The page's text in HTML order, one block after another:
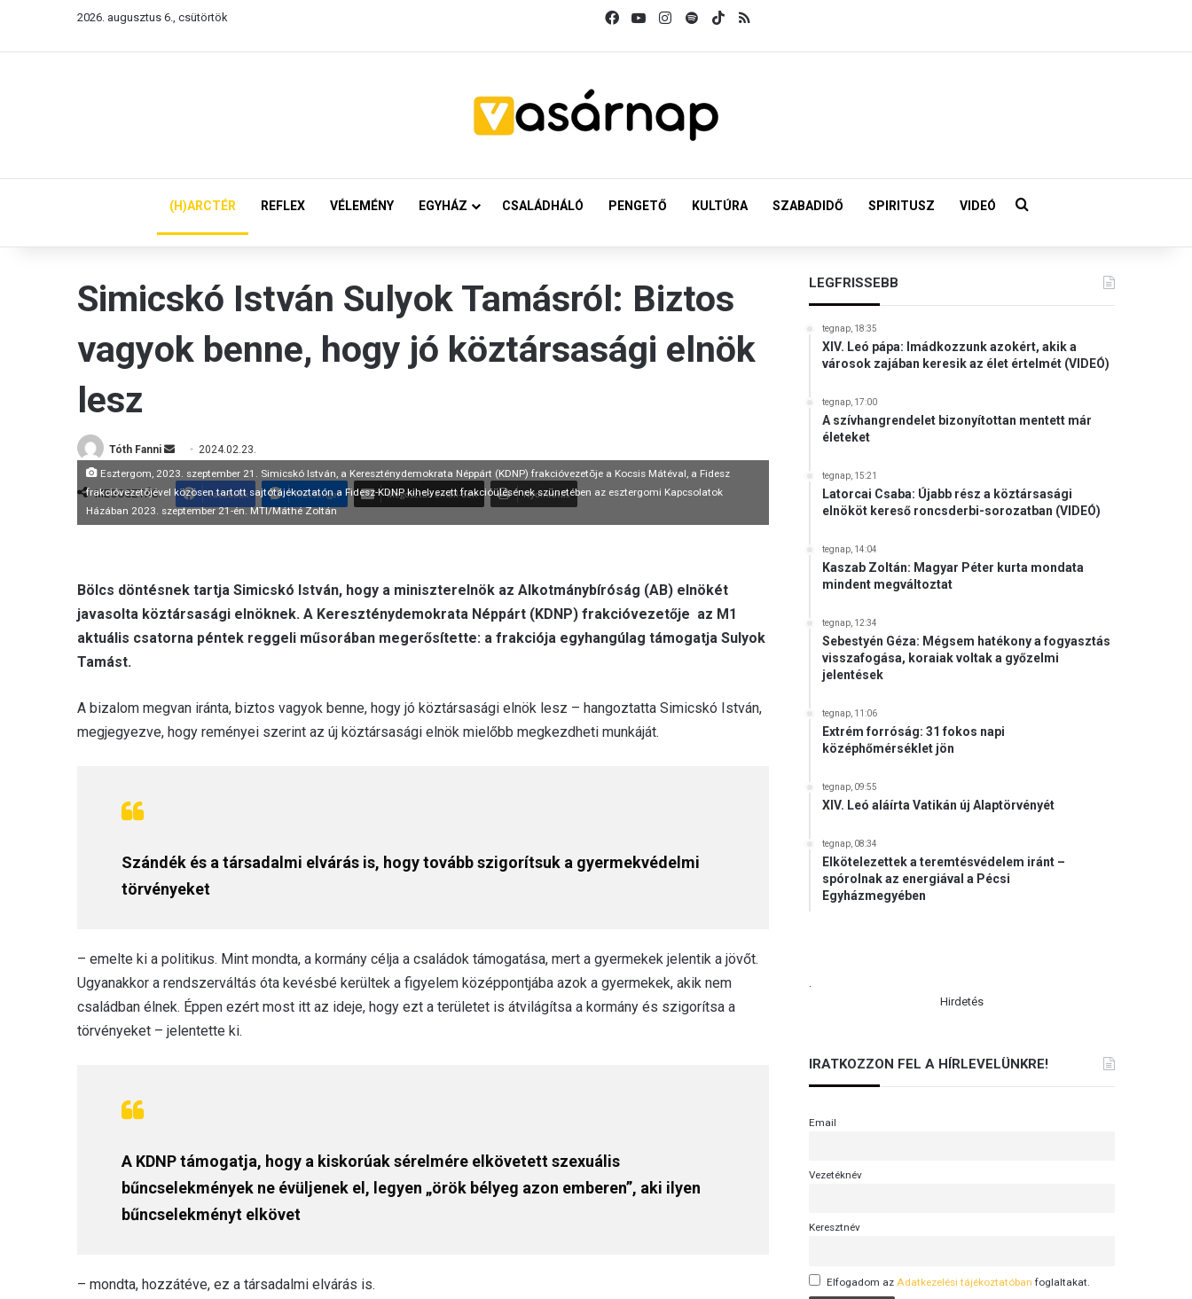
2026. augusztus 6., csütörtök FacebookYouTubeInstagram
SpotifyTikTok
(H)ARCTÉR REFLEX VÉLEMÉNY EGYHÁZ CSALÁDHÁLÓ PENGETŐ KULTÚRA SZABADIDŐ SPIRITUSZ VIDEÓ Keresés:
Simicskó István Sulyok Tamásról: Biztos
vagyok benne, hogy jó köztársasági elnök
lesz
Tóth Fanni
e
n
d
m
a
2024.02.23.
MEGOSZTÁS: Facebook Messenger Megosztás email-ben Nyomtatás
Esztergom, 2023. szeptember 21. Simicskó István, a Kereszténydemokrata Néppárt (KDNP) frakcióvezetõje a Kocsis Mátéval, a Fidesz
frakcióvezetõjével közösen tartott sajtótájékoztatón a Fidesz-KDNP kihelyezett frakcióülésének szünetében az esztergomi Kapcsolatok
Házában 2023. szeptember 21-én. MTI/Máthé Zoltán
Bölcs döntésnek tartja Simicskó István, hogy a miniszterelnök az Alkotmánybíróság (AB) elnökét
javasolta köztársasági elnöknek. A Kereszténydemokrata Néppárt (KDNP) frakcióvezetője az M1
aktuális csatorna péntek reggeli műsorában megerősítette: a frakciója egyhangúlag támogatja Sulyok
Tamást.
A bizalom megvan iránta, biztos vagyok benne, hogy jó köztársasági elnök lesz – hangoztatta Simicskó István,
megjegyezve, hogy reményei szerint az új köztársasági elnök mielőbb megkezdheti munkáját.
Szándék és a társadalmi elvárás is, hogy tovább szigorítsuk a gyermekvédelmi
törvényeket
– emelte ki a politikus. Mint mondta, a kormány célja a családok támogatása, mert a gyermekek jelentik a jövőt.
Ugyanakkor a rendszerváltás óta kevésbé kerültek a figyelem középpontjába azok a gyermekek, akik nem
családban élnek. Éppen ezért most itt az ideje, hogy ezt a területet is átvilágítsa a kormány és szigorítsa a
törvényeket – jelentette ki.
A KDNP támogatja, hogy a kiskorúak sérelmére elkövetett szexuális
bűncselekmények ne évüljenek el, legyen „örök bélyeg azon emberen”, aki ilyen
bűncselekményt elkövet
– mondta, hozzátéve, ez a társadalmi elvárás is.
LEGFRISSEBB
tegnap, 18:35
XIV. Leó pápa: Imádkozzunk azokért, akik a
városok zajában keresik az élet értelmét (VIDEÓ)
tegnap, 17:00
A szívhangrendelet bizonyítottan mentett már
életeket
tegnap, 15:21
Latorcai Csaba: Újabb rész a köztársasági
elnököt kereső roncsderbi-sorozatban (VIDEÓ)
tegnap, 14:04
Kaszab Zoltán: Magyar Péter kurta mondata
mindent megváltoztat
tegnap, 12:34
Sebestyén Géza: Mégsem hatékony a fogyasztás
visszafogása, koraiak voltak a győzelmi
jelentések
tegnap, 11:06
Extrém forróság: 31 fokos napi
középhőmérséklet jön
tegnap, 09:55
XIV. Leó aláírta Vatikán új Alaptörvényét
tegnap, 08:34
Elkötelezettek a teremtésvédelem iránt –
spórolnak az energiával a Pécsi
Egyházmegyében
.
Hirdetés
IRATKOZZON FEL A HÍRLEVELÜNKRE!
Email
Vezetéknév
Keresztnév
Elfogadom az Adatkezelési tájékoztatóban foglaltakat.